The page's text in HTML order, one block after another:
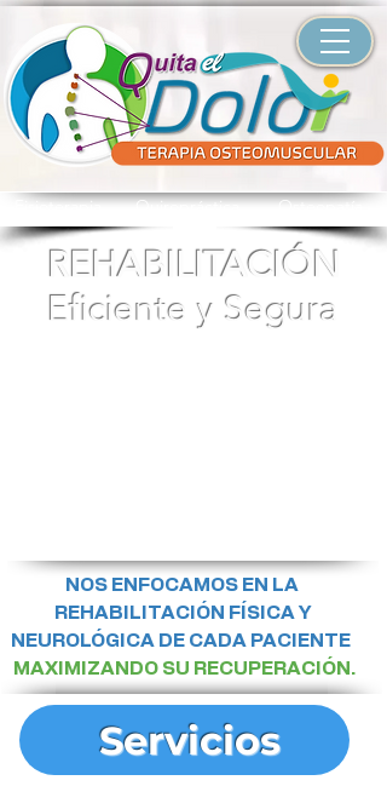
Fisioterapia Quiropráctica Osteopatía
REHABILITACIÓN
Eficiente y Segura
NOS ENFOCAMOS EN LA
REHABILITACIÓN FÍSICA Y
NEUROLÓGICA DE CADA PACIENTE
MAXIMIZANDO SU RECUPERACIÓN.
Servicios